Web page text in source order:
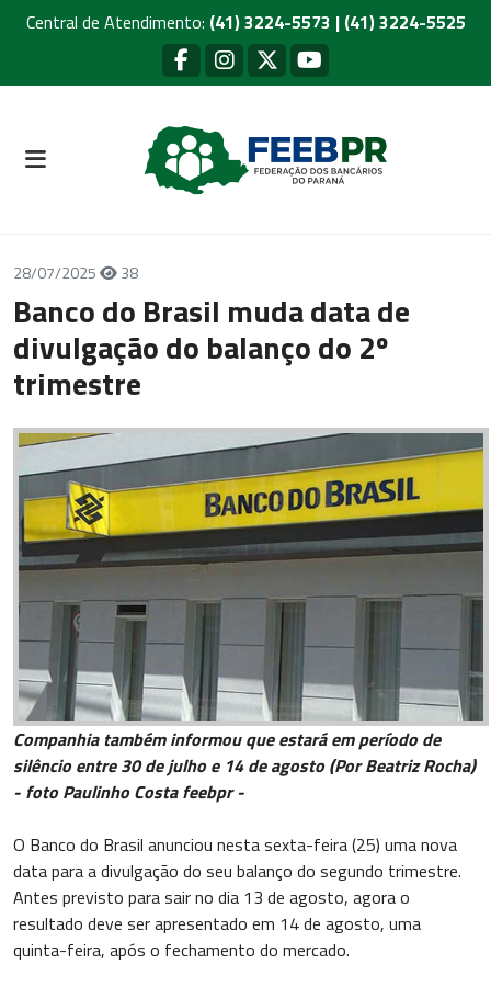
Central de Atendimento: (41) 3224-5573 | (41) 3224-5525
28/07/2025 38
Banco do Brasil muda data de
divulgação do balanço do 2º
trimestre
Companhia também informou que estará em período de
silêncio entre 30 de julho e 14 de agosto (Por Beatriz Rocha)
- foto Paulinho Costa feebpr -
O Banco do Brasil anunciou nesta sexta-feira (25) uma nova
data para a divulgação do seu balanço do segundo trimestre.
Antes previsto para sair no dia 13 de agosto, agora o
resultado deve ser apresentado em 14 de agosto, uma
quinta-feira, após o fechamento do mercado.